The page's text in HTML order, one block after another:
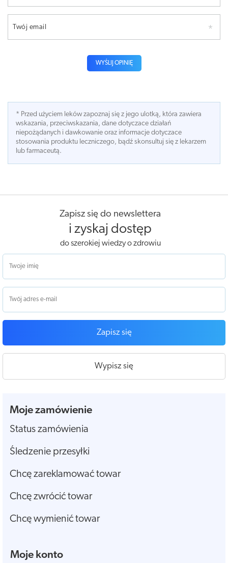
Twój email
WYŚLIJ OPINIĘ
* Przed użyciem leków zapoznaj się z jego ulotką, która zawiera
wskazania, przeciwskazania, dane dotyczace działań
niepożądanych i dawkowanie oraz informacje dotyczace
stosowania produktu leczniczego, bądź skonsultuj się z lekarzem
lub farmaceutą.
Zapisz się do newslettera
i zyskaj dostęp
do szerokiej wiedzy o zdrowiu
Zapisz się
Wypisz się
Moje zamówienie
Status zamówienia
Śledzenie przesyłki
Chcę zareklamować towar
Chcę zwrócić towar
Chcę wymienić towar
Moje konto